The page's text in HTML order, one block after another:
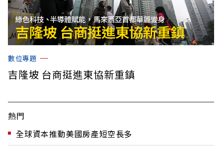
數位專題
吉隆坡 台商挺進東協新重鎮
熱門
全球資本推動美國房產短空長多